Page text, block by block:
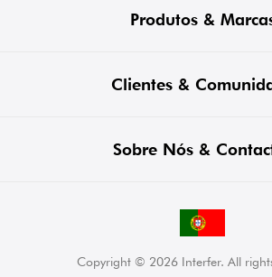
Produtos &
Clientes &
Sobre Nós &
Copyright © 2026 Interfer. All